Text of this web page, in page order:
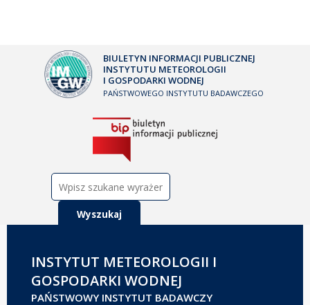
BIULETYN INFORMACJI PUBLICZNEJ
INSTYTUTU METEOROLOGII
I GOSPODARKI WODNEJ
PAŃSTWOWEGO INSTYTUTU BADAWCZEGO
INSTYTUT METEOROLOGII I
GOSPODARKI WODNEJ
PAŃSTWOWY INSTYTUT BADAWCZY